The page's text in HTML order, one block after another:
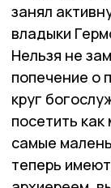
занял
владыки
Нельзя не
попечение о
круг
посетить
самые
теперь